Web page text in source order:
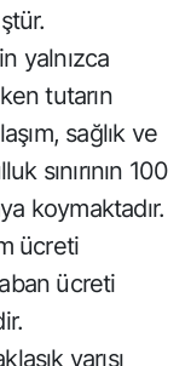
yalnızca
tutarın
sağlık ve
sınırının 100
koymaktadır.
ücreti
ücreti
yarısı